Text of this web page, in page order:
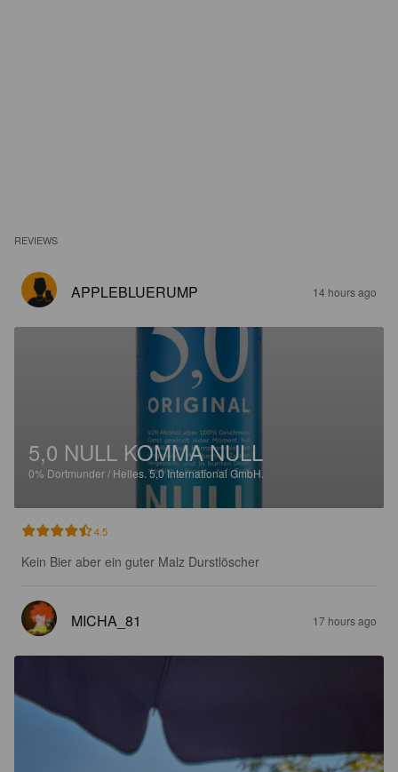
REVIEWS
APPLEBLUERUMP 14 hours ago
5,0 NULL KOMMA NULL
0% Dortmunder / Helles.5,0 International GmbH.
4.5
Kein Bier aber ein guter Malz Durstlöscher
MICHA_81 17 hours ago